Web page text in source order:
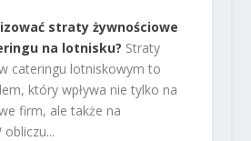
straty żywnościowe
na lotnisku? Straty
cateringu lotniskowym to
który wpływa nie tylko na
firm, ale także na